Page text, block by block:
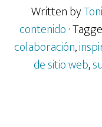
Written byToni
contenido·
colaboración,
de sitio web,